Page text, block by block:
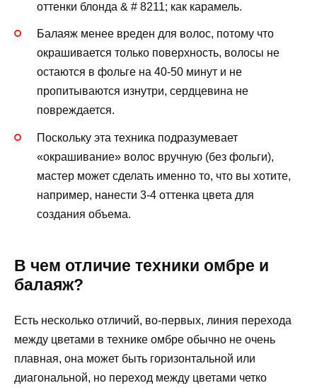
оттенки блонда & # 8211; как карамель.
Балаяж менее вреден для волос, потому что
окрашивается только поверхность, волосы не
остаются в фольге на 40-50 минут и не
пропитываются изнутри, сердцевина не
повреждается.
Поскольку эта техника подразумевает
«окрашивание» волос вручную (без фольги),
мастер может сделать именно то, что вы хотите,
например, нанести 3-4 оттенка цвета для
создания объема.
В чем отличие техники омбре и
балаяж?
Есть несколько отличий, во-первых, линия перехода
между цветами в технике омбре обычно не очень
плавная, она может быть горизонтальной или
диагональной, но переход между цветами четко